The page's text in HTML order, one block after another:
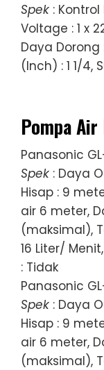
Spek : Kontrol
Voltage : 1 x
Daya Dorong
(Inch) : 1 1/4,
Pompa
Panasonic
Spek : Daya
Hisap : 9
air 6 meter,
(maksimal),
16 Liter/
: Tidak
Panasonic
Spek : Daya
Hisap : 9
air 6 meter,
(maksimal),